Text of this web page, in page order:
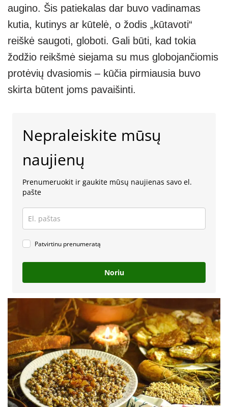
augino. Šis patiekalas dar buvo vadinamas
kutia, kutinys ar kūtelė, o žodis „kūtavoti“
reiškė saugoti, globoti. Gali būti, kad tokia
žodžio reikšmė siejama su mus globojančiomis
protėvių dvasiomis – kūčia pirmiausia buvo
skirta būtent joms pavaišinti.
Nepraleiskite mūsų
naujienų
Prenumeruokit ir gaukite mūsų naujienas savo el.
pašte
Patvirtinu prenumeratą
Noriu